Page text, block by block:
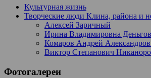
Культурная жизнь
Творческие люди Клина, района и
Алексей Заричный
Ирина Владимировна
Комаров Андрей
Виктор Степанович
Фотогалереи